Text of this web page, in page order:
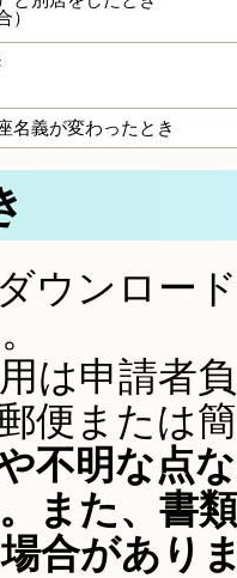
）
名義が変わったとき
ウンロー
は申請者
便または
不明な点
また、書
合があり